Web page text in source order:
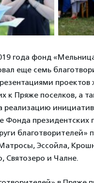
года фонд
еще семь
проектов
к Пряже поселков, а
реализацию
Фонда президентских
благотворителей»
Эссойла,
Святозеро и Чалне.